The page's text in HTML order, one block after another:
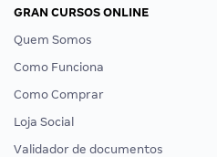
GRAN CURSOS ONLINE
Quem Somos
Como Funciona
Como Comprar
Loja Social
Validador de documentos